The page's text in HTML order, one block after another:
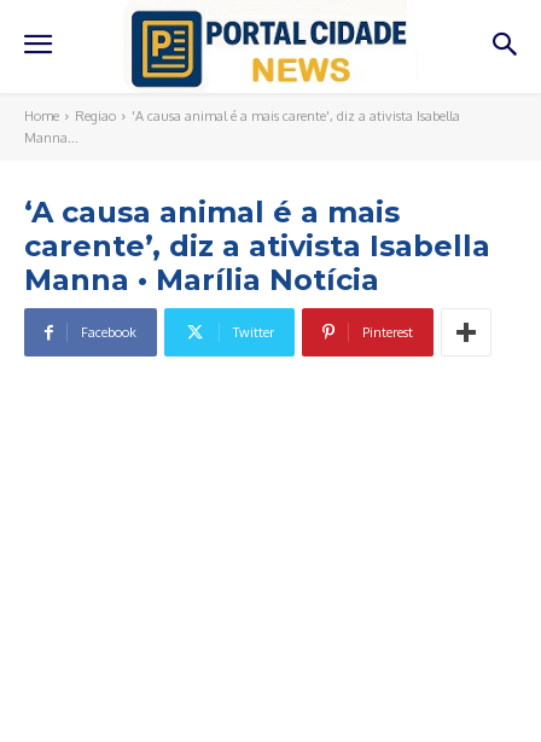
Home Regiao
'A causa animal é a mais carente', diz a ativista Isabella
Manna...
‘A causa animal é a mais
carente’, diz a ativista Isabella
Manna • Marília Notícia
Facebook Twitter Pinterest